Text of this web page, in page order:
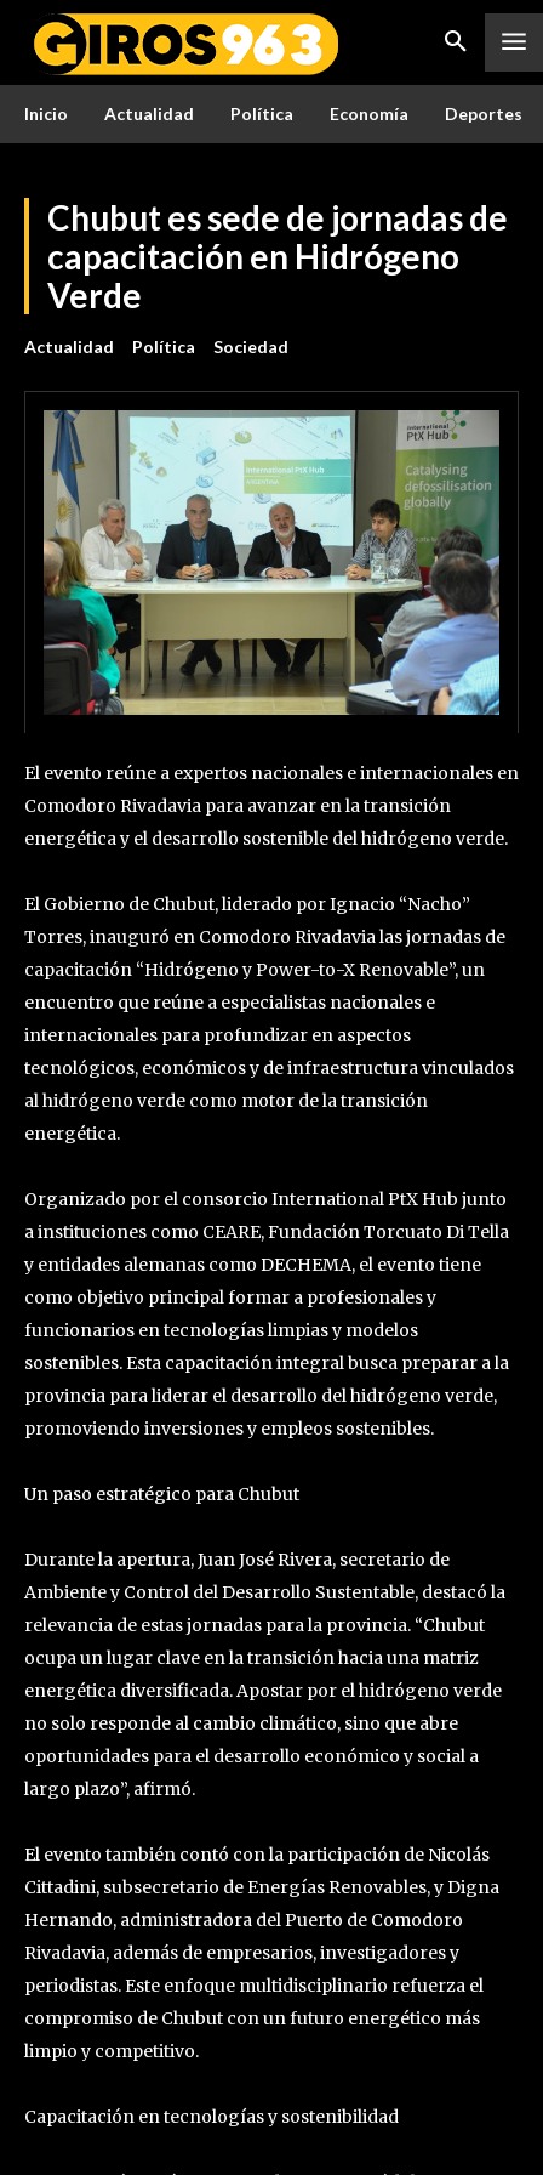
Inicio Actualidad Política Economía Deportes
Chubut es sede de jornadas de
capacitación en Hidrógeno
Verde
Actualidad Política Sociedad
El evento reúne a expertos nacionales e internacionales en
Comodoro Rivadavia para avanzar en la transición
energética y el desarrollo sostenible del hidrógeno verde.
El Gobierno de Chubut, liderado por Ignacio “Nacho”
Torres, inauguró en Comodoro Rivadavia las jornadas de
capacitación “Hidrógeno y Power-to-X Renovable”, un
encuentro que reúne a especialistas nacionales e
internacionales para profundizar en aspectos
tecnológicos, económicos y de infraestructura vinculados
al hidrógeno verde como motor de la transición
energética.
Organizado por el consorcio International PtX Hub junto
a instituciones como CEARE, Fundación Torcuato Di Tella
y entidades alemanas como DECHEMA, el evento tiene
como objetivo principal formar a profesionales y
funcionarios en tecnologías limpias y modelos
sostenibles. Esta capacitación integral busca preparar a la
provincia para liderar el desarrollo del hidrógeno verde,
promoviendo inversiones y empleos sostenibles.
Un paso estratégico para Chubut
Durante la apertura, Juan José Rivera, secretario de
Ambiente y Control del Desarrollo Sustentable, destacó la
relevancia de estas jornadas para la provincia. “Chubut
ocupa un lugar clave en la transición hacia una matriz
energética diversificada. Apostar por el hidrógeno verde
no solo responde al cambio climático, sino que abre
oportunidades para el desarrollo económico y social a
largo plazo”, afirmó.
El evento también contó con la participación de Nicolás
Cittadini, subsecretario de Energías Renovables, y Digna
Hernando, administradora del Puerto de Comodoro
Rivadavia, además de empresarios, investigadores y
periodistas. Este enfoque multidisciplinario refuerza el
compromiso de Chubut con un futuro energético más
limpio y competitivo.
Capacitación en tecnologías y sostenibilidad